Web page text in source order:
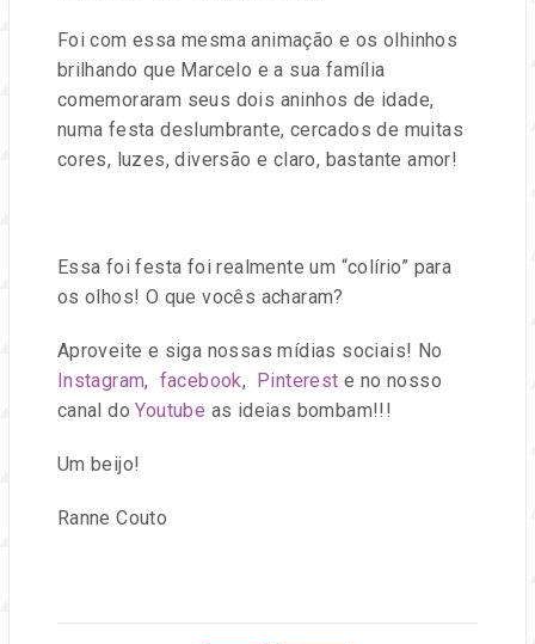
Foi com essa mesma animação e os olhinhos
brilhando que Marcelo e a sua família
comemoraram seus dois aninhos de idade,
numa festa deslumbrante, cercados de muitas
cores, luzes, diversão e claro, bastante amor!
Essa foi festa foi realmente um “colírio” para
os olhos! O que vocês acharam?
Aproveite e siga nossas mídias sociais! No
Instagram, facebook, Pinterest e no nosso
canal doYoutube as ideias bombam!!!
Um beijo!
Ranne Couto